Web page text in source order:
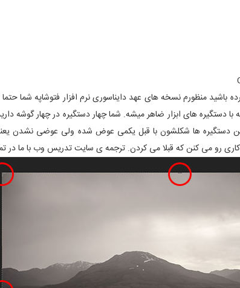
دستگیره های ابزار ضاهر میشه. شما چهار دستگیره در چهار گوشه
دستگیره ها شکلشون با قبل یکمی عوض شده ولی عوضی نشدن یعنی
رو می کنن که قبلا می کردن. ترجمه ی سایت تدریس وب با ما در